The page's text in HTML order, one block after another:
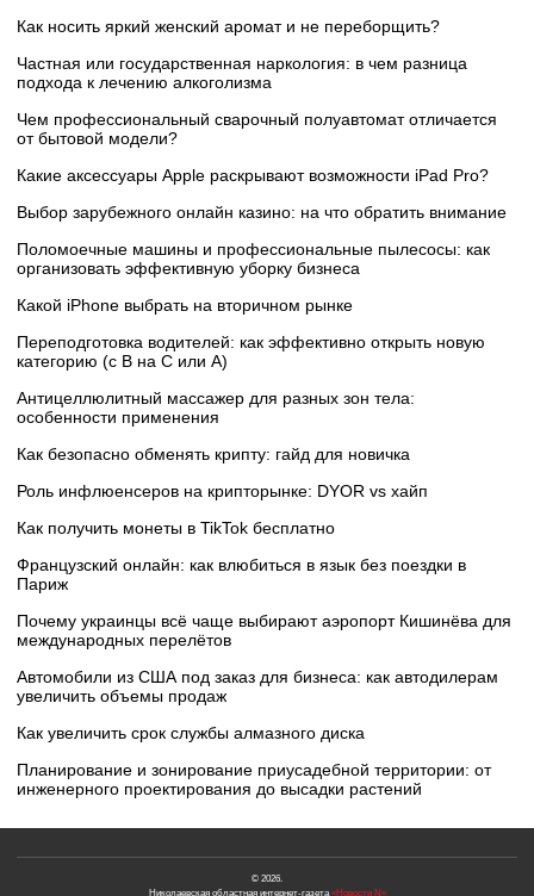
Как носить яркий женский аромат и не переборщить?
Частная или государственная наркология: в чем разница
подхода к лечению алкоголизма
Чем профессиональный сварочный полуавтомат отличается
от бытовой модели?
Какие аксессуары Apple раскрывают возможности iPad Pro?
Выбор зарубежного онлайн казино: на что обратить внимание
Поломоечные машины и профессиональные пылесосы: как
организовать эффективную уборку бизнеса
Какой iPhone выбрать на вторичном рынке
Переподготовка водителей: как эффективно открыть новую
категорию (с B на C или А)
Антицеллюлитный массажер для разных зон тела:
особенности применения
Как безопасно обменять крипту: гайд для новичка
Роль инфлюенсеров на крипторынке: DYOR vs хайп
Как получить монеты в TikTok бесплатно
Французский онлайн: как влюбиться в язык без поездки в
Париж
Почему украинцы всё чаще выбирают аэропорт Кишинёва для
международных перелётов
Автомобили из США под заказ для бизнеса: как автодилерам
увеличить объемы продаж
Как увеличить срок службы алмазного диска
Планирование и зонирование приусадебной территории: от
инженерного проектирования до высадки растений
© 2026.
Николаевская областная интернет-газета «Новости N»